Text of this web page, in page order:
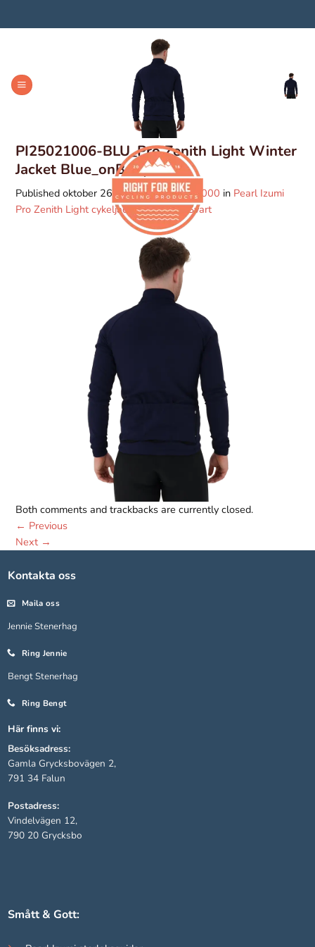
PI25021006-BLU_Pro Zenith Light Winter
Jacket Blue_onBody 4
Publishedoktober 26, 2025at1000 × 1000 in Pearl Izumi
Pro Zenith Light cykeljacka vinter – S, Svart
Both comments and trackbacks are currently closed.
← Previous
Next →
Kontakta oss
Maila oss
Jennie Stenerhag
Ring Jennie
Bengt Stenerhag
Ring Bengt
Här finns vi:
Besöksadress:
Gamla Grycksbovägen 2,
791 34 Falun
Postadress:
Vindelvägen 12,
790 20 Grycksbo
Smått & Gott:
Dessa kakor
går inte att
välja bort.
De behövs
hemsidan
taget ska
fungera.
Statistik
kunna
hemsidans
funktionalitet
och
uppbyggnad,
baserat på
hur hemsidan
används.
bra som